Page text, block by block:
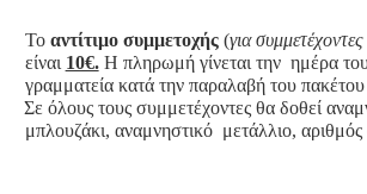
Τοαντίτιμο συμμετοχής (για
είναι 10€. Η πληρωμή γίνεται την ημέρα
γραμματεία κατά την παραλαβή του
Σε όλους τους συμμετέχοντες θα δοθεί
μπλουζάκι, αναμνηστικό μετάλλιο,